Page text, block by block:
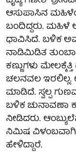
ಆಸುಪಾಸಿನ
ಬಂದಿದ್ದರು. ಮಹಿಳೆ
ಧಾವಿಸಿದೆ. ಬಳಿಕ
ನಾಡಿಮಿಡಿತ
ಕಣ್ಣುಗಳು
ಚಲನವಲ ಇರಲಿಲ್ಲ.
ಮಾಡಿದೆ. ಸ್ವಲ್ಪ
ಬಳಿಕ ಚುನಾವಣಾ
ನೀಡಿದರು.
ನಿಮಿಷ
ಹೇಳಿದ್ದಾರೆ.